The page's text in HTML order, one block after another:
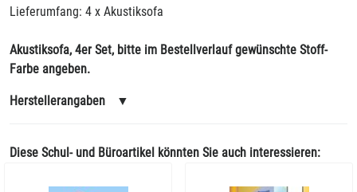
Lieferumfang: 4 x Akustiksofa
Akustiksofa, 4er Set, bitte im Bestellverlauf gewünschte Stoff-
Farbe angeben.
Herstellerangaben ▼
Diese Schul- und Büroartikel könnten Sie auch interessieren: